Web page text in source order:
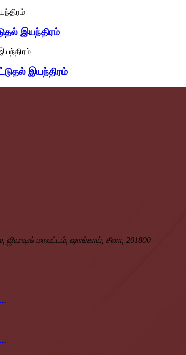
இயந்திரம்
இயந்திரம்
மாவட்டம், ஷாங்காய், சீனா, 201800